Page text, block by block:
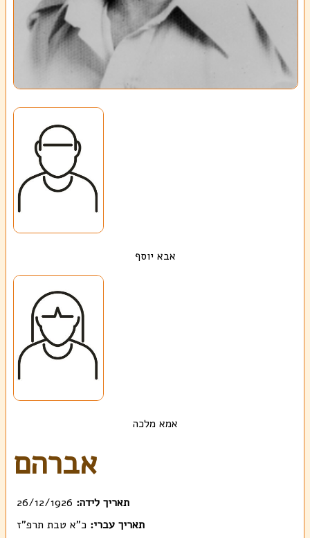
אבא יוסף
אמא מלכה
אברהם
תאריך לידה: 26/12/1926
תאריך עברי: כ"א טבת תרפ"ז